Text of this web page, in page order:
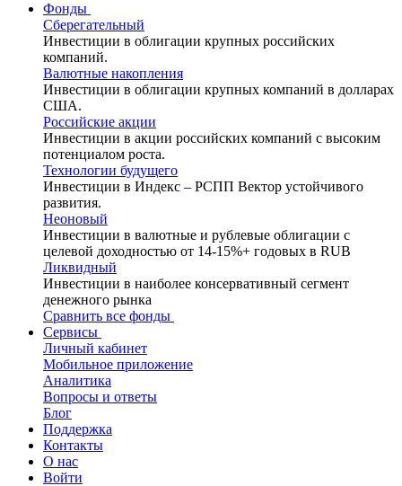
Фонды
Сберегательный
Инвестиции в облигации крупных российских
компаний.
Валютные накопления
Инвестиции в облигации крупных компаний в долларах
США.
Российские акции
Инвестиции в акции российских компаний с высоким
потенциалом роста.
Технологии будущего
Инвестиции в Индекс – РСПП Вектор устойчивого
развития.
Неоновый
Инвестиции в валютные и рублевые облигации с
целевой доходностью от 14-15%+ годовых в RUB
Ликвидный
Инвестиции в наиболее консервативный сегмент
денежного рынка
Сравнить все фонды
Сервисы
Личный кабинет
Мобильное приложение
Аналитика
Вопросы и ответы
Блог
Поддержка
Контакты
О нас
Войти